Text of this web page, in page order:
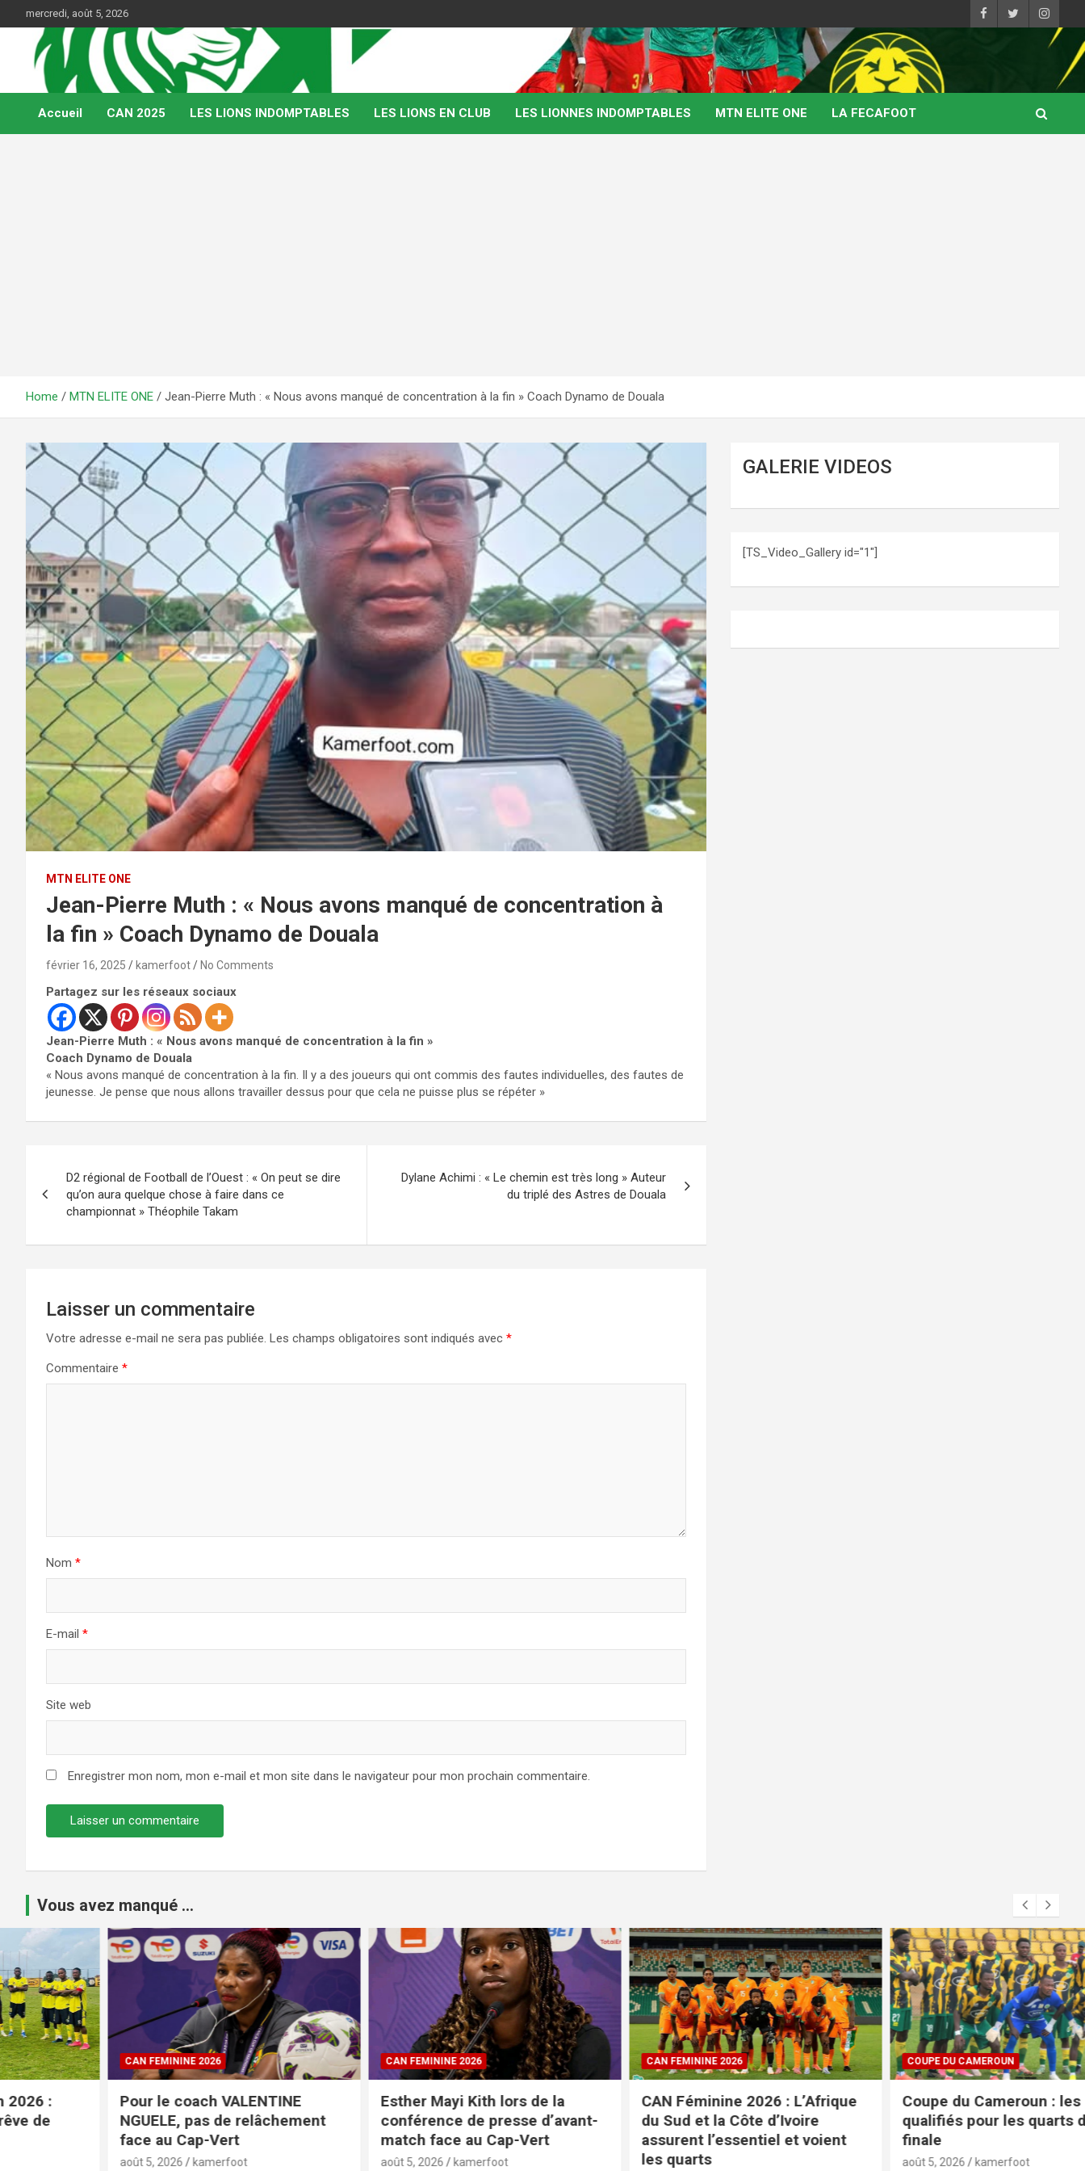
to
content
mercredi, août 5, 2026
Kamerfoot
Web Magazine du football camerounais
Accueil CAN 2025 LES LIONS INDOMPTABLES LES LIONS EN CLUB LES LIONNES INDOMPTABLES MTN ELITE ONE LA FECAFOOT
Home MTN ELITE ONE Jean-Pierre Muth : « Nous avons manqué de concentration à la fin » Coach Dynamo de Douala
MTN ELITE ONE
Jean-Pierre Muth : « Nous avons manqué de concentration à
la fin » Coach Dynamo de Douala
février 16, 2025 kamerfoot No Comments
Partagez sur les réseaux sociaux
Jean-Pierre Muth : « Nous avons manqué de concentration à la fin »
Coach Dynamo de Douala
« Nous avons manqué de concentration à la fin. Il y a des joueurs qui ont commis des fautes individuelles, des fautes de
jeunesse. Je pense que nous allons travailler dessus pour que cela ne puisse plus se répéter »
de
l’article
D2 régional de Football de l’Ouest : « On peut se dire
qu’on aura quelque chose à faire dans ce
championnat » Théophile Takam
Dylane Achimi : « Le chemin est très long » Auteur
du triplé des Astres de Douala
Laisser un commentaire
Votre adresse e-mail ne sera pas publiée. Les champs obligatoires sont indiqués avec *
Commentaire *
Nom *
E-mail *
Site web
Enregistrer mon nom, mon e-mail et mon site dans le navigateur pour mon prochain commentaire.
GALERIE VIDEOS
[TS_Video_Gallery id="1"]
Vous avez manqué ...
CAN FEMININE 2026
Pour le coach VALENTINE
NGUELE, pas de relâchement
face au Cap-Vert
kamerfoot
CAN FEMININE 2026
Esther Mayi Kith lors de la
conférence de presse d’avant-
match face au Cap-Vert
kamerfoot
CAN FEMININE 2026
CAN Féminine 2026 : L’Afrique
du Sud et la Côte d’Ivoire
assurent l’essentiel et voient
COUPE DU CAMEROUN
Coupe du Cameroun : les clubs
qualifiés pour les quarts de
finale
kamerfoot